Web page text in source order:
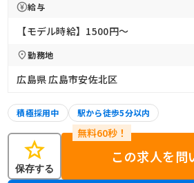
給与
【モデル時給】1500円〜
勤務地
広島県 広島市安佐北区
積極採用中 駅から徒歩5分以内
star
保存する
この求人を問